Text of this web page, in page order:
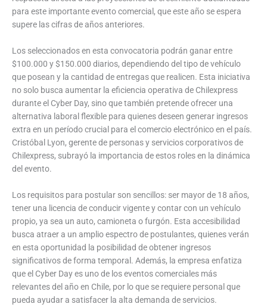
para este importante evento comercial, que este año se espera
supere las cifras de años anteriores.
Los seleccionados en esta convocatoria podrán ganar entre
$100.000 y $150.000 diarios, dependiendo del tipo de vehículo
que posean y la cantidad de entregas que realicen. Esta iniciativa
no solo busca aumentar la eficiencia operativa de Chilexpress
durante el Cyber Day, sino que también pretende ofrecer una
alternativa laboral flexible para quienes deseen generar ingresos
extra en un período crucial para el comercio electrónico en el país.
Cristóbal Lyon, gerente de personas y servicios corporativos de
Chilexpress, subrayó la importancia de estos roles en la dinámica
del evento.
Los requisitos para postular son sencillos: ser mayor de 18 años,
tener una licencia de conducir vigente y contar con un vehículo
propio, ya sea un auto, camioneta o furgón. Esta accesibilidad
busca atraer a un amplio espectro de postulantes, quienes verán
en esta oportunidad la posibilidad de obtener ingresos
significativos de forma temporal. Además, la empresa enfatiza
que el Cyber Day es uno de los eventos comerciales más
relevantes del año en Chile, por lo que se requiere personal que
pueda ayudar a satisfacer la alta demanda de servicios.